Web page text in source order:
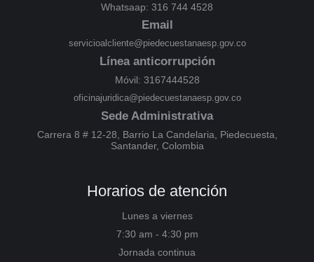
Whatsaap: 316 744 4528
Email
servicioalcliente@piedecuestanaesp.gov.co
Línea anticorrupción
Móvil: 3167444528
oficinajuridica@piedecuestanaesp.gov.co
Sede Administrativa
Carrera 8 # 12-28, Barrio La Candelaria, Piedecuesta,
Santander, Colombia
Horarios de atención
Lunes a viernes
7:30 am - 4:30 pm
Jornada continua